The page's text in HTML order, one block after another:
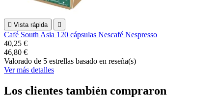
 Vista rápida 
Café South Asia 120 cápsulas Nescafé Nespresso
40,25 €
46,80 €
Valorado de 5 estrellas basado en reseña(s)
Ver más detalles
Los clientes también compraron